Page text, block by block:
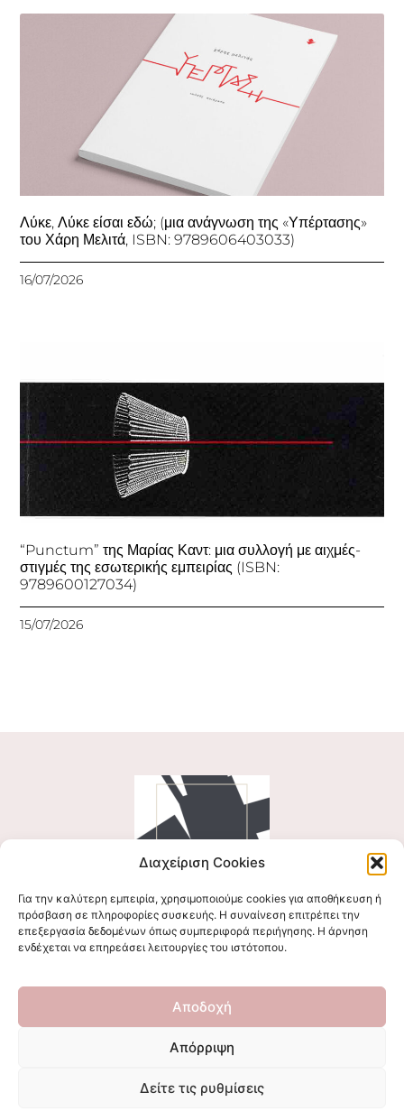
Διαχείριση Cookies
Για την καλύτερη εμπειρία, χρησιμοποιούμε cookies για αποθήκευση ή
πρόσβαση σε πληροφορίες συσκευής. Η συναίνεση επιτρέπει την
επεξεργασία δεδομένων όπως συμπεριφορά περιήγησης. Η άρνηση
ενδέχεται να επηρεάσει λειτουργίες του ιστότοπου.
Αποδοχή
Απόρριψη
Δείτε τις ρυθμίσεις
Λύκε, Λύκε είσαι εδώ; (μια ανάγνωση της «Υπέρτασης»
του Χάρη Μελιτά, ISBN: 9789606403033)
16/07/2026
“Punctum” της Μαρίας Καντ: μια συλλογή με αιχμές-
στιγμές της εσωτερικής εμπειρίας (ISBN:
9789600127034)
15/07/2026
Ακολουθήστε μας
Επικοινωνήστε μαζί μας
stigmalogou@gmail.com